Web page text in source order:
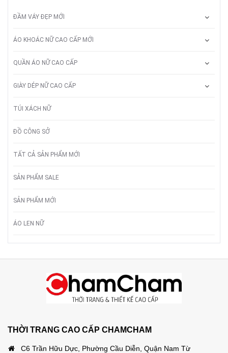
ĐẦM VÁY ĐẸP MỚI
ÁO KHOÁC NỮ CAO CẤP MỚI
QUẦN ÁO NỮ CAO CẤP
GIÀY DÉP NỮ CAO CẤP
TÚI XÁCH NỮ
ĐỒ CÔNG SỞ
TẤT CẢ SẢN PHẨM MỚI
SẢN PHẨM SALE
SẢN PHẨM MỚI
ÁO LEN NỮ
THỜI TRANG CAO CẤP CHAMCHAM
C6 Trần Hữu Dực, Phường Cầu Diễn, Quận Nam Từ